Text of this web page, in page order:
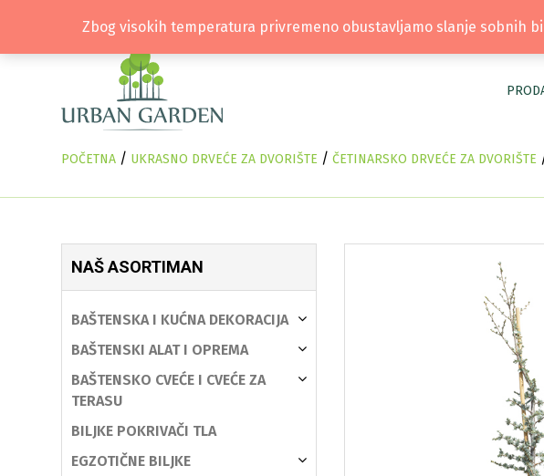
POČETNA / UKRASNO DRVEĆE ZA DVORIŠTE / ČETINARSKO DRVEĆE ZA DVORIŠTE
NAŠ ASORTIMAN
BAŠTENSKA I KUĆNA DEKORACIJA
BAŠTENSKI ALAT I OPREMA
BAŠTENSKO CVEĆE I CVEĆE ZA
TERASU
BILJKE POKRIVAČI TLA
EGZOTIČNE BILJKE
Zbog visokih temperatura privremeno obustavljamo slanje sobnih